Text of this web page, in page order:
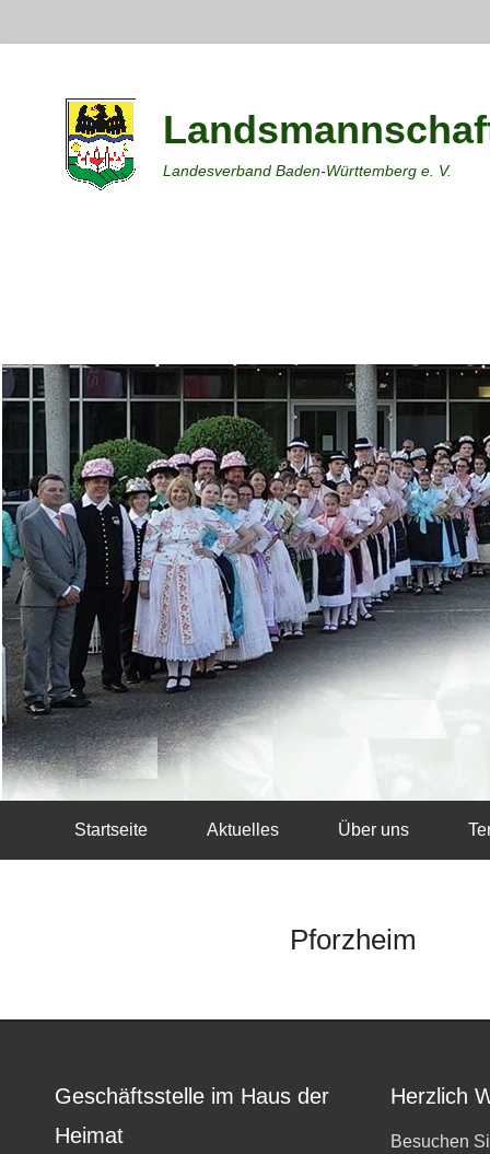
Landesverband Baden-Württemberg e. V.
Startseite Aktuelles Über uns
Pforzheim
Geschäftsstelle im Haus der
Heimat
Herzlich
Besuchen